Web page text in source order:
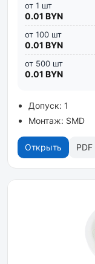
от 1 шт
0.01 BYN
от 100 шт
0.01 BYN
от 500 шт
0.01 BYN
Допуск: 1
Монтаж: SMD
Открыть PDF